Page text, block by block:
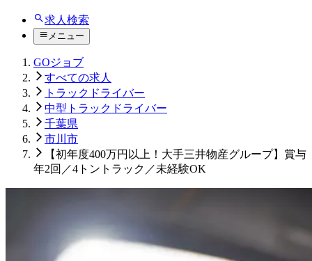
求人検索
メニュー
GOジョブ
すべての求人
トラックドライバー
中型トラックドライバー
千葉県
市川市
【初年度400万円以上！大手三井物産グループ】賞与
年2回／4トントラック／未経験OK